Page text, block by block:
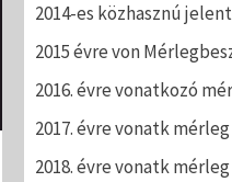
2014-es közhasznú
2015 évre von
2016. évre vonatkozó
2017. évre vonatk
2018. évre vonatk